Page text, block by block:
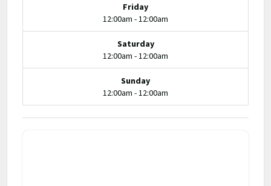
Friday
12:00am - 12:00am
Saturday
12:00am - 12:00am
Sunday
12:00am - 12:00am